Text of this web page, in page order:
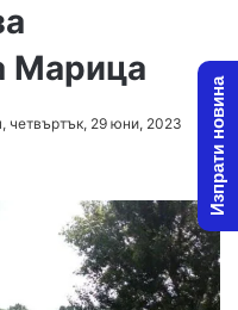
Марица
четвъртък, 29 юни, 2023 Изпрати новина